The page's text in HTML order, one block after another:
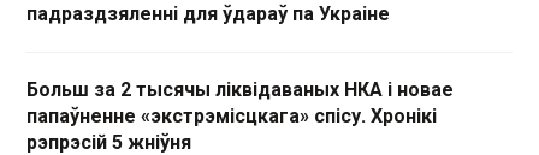
падраздзяленні для ўдараў па Украіне
Больш за 2 тысячы ліквідаваных НКА і новае
папаўненне «экстрэмісцкага» спісу. Хронікі
рэпрэсій 5 жніўня